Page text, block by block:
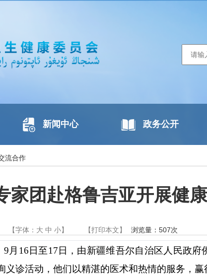
新闻中心 政务公开
流合作
家团赴格鲁吉亚开展健
【字体： 大 中 小】 【打印本文】 浏览量： 507次
9 月 16日至17日，由新疆维吾尔自治区人民政
诊活动，他们以精湛的医术和热情的服务，